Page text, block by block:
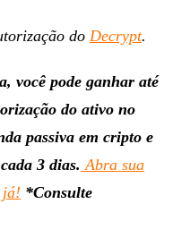
do Decrypt.
você pode ganhar até
do ativo no
passiva em cripto e
3 dias. Abra sua
já! *Consulte